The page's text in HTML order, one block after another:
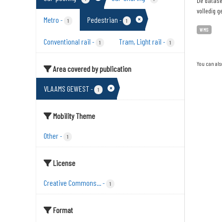
Metro - 1 Pedestrian - 1
Conventional rail - 1 Tram, Light rail - 1
Area covered by publication
VLAAMS GEWEST- 1
Mobility Theme
Other- 1
License
Creative Commons...- 1
Format
volledig
WMS
You can